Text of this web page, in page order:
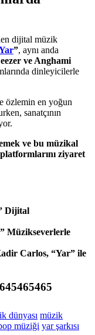
dijital müzik
”, aynı anda
ve Anghami
dinleyicilerle
özlemin en yoğun
sanatçının
ve bu müzikal
ziyaret
Dijital
Müzikseverlerle
Carlos, “Yar” ile
dünyası müzik
müziği yar şarkısı